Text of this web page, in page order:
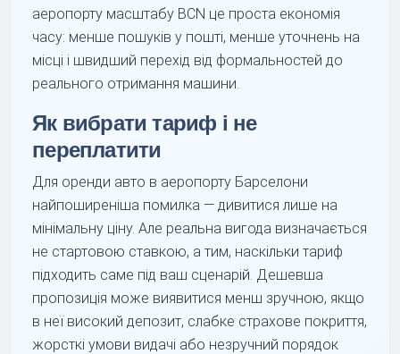
аеропорту масштабу BCN це проста економія
часу: менше пошуків у пошті, менше уточнень на
місці і швидший перехід від формальностей до
реального отримання машини.
Як вибрати тариф і не
переплатити
Для оренди авто в аеропорту Барселони
найпоширеніша помилка — дивитися лише на
мінімальну ціну. Але реальна вигода визначається
не стартовою ставкою, а тим, наскільки тариф
підходить саме під ваш сценарій. Дешевша
пропозиція може виявитися менш зручною, якщо
в неї високий депозит, слабке страхове покриття,
жорсткі умови видачі або незручний порядок